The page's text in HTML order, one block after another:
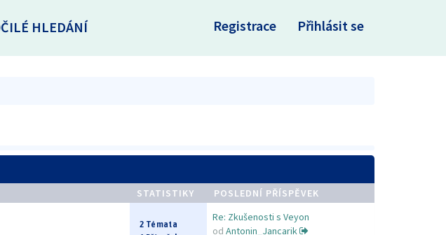
HLEDÁNÍ Registrace Přihlásit se
STATISTIKY POSLEDNÍ PŘÍSPĚVEK
2 Témata
Re: Zkušenosti s Veyon
od Antonin_Jancarik